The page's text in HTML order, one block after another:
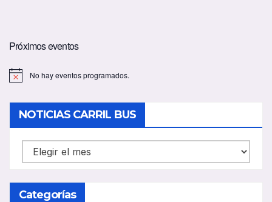
Próximos eventos
No hay eventos programados.
NOTICIAS CARRIL BUS
NOTICIAS
CARRIL
BUS
Categorías